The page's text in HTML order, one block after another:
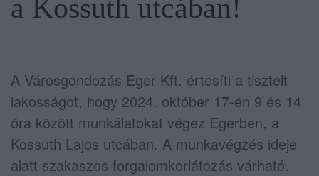
a Kossuth utcában!
A Városgondozás Eger Kft. értesíti a tisztelt
lakosságot, hogy 2024. október 17-én 9 és 14
óra között munkálatokat végez Egerben, a
Kossuth Lajos utcában. A munkavégzés ideje
alatt szakaszos forgalomkorlátozás várható.